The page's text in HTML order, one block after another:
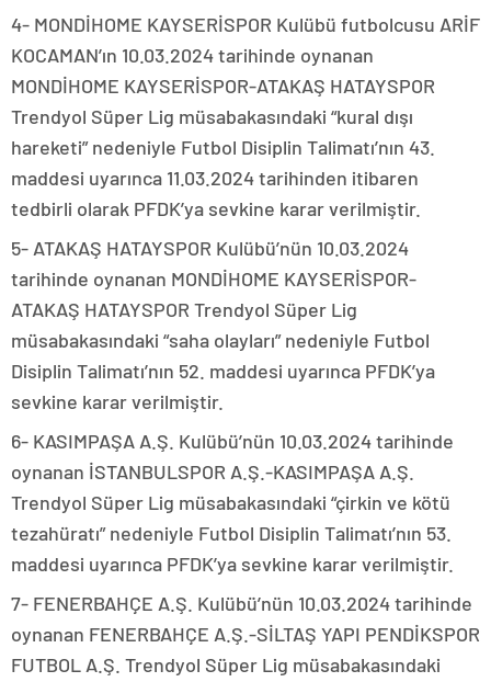
4- MONDİHOME KAYSERİSPOR Kulübü futbolcusu ARİF
KOCAMAN’ın 10.03.2024 tarihinde oynanan
MONDİHOME KAYSERİSPOR-ATAKAŞ HATAYSPOR
Trendyol Süper Lig müsabakasındaki “kural dışı
hareketi” nedeniyle Futbol Disiplin Talimatı’nın 43.
maddesi uyarınca 11.03.2024 tarihinden itibaren
tedbirli olarak PFDK’ya sevkine karar verilmiştir.
5- ATAKAŞ HATAYSPOR Kulübü’nün 10.03.2024
tarihinde oynanan MONDİHOME KAYSERİSPOR-
ATAKAŞ HATAYSPOR Trendyol Süper Lig
müsabakasındaki “saha olayları” nedeniyle Futbol
Disiplin Talimatı’nın 52. maddesi uyarınca PFDK’ya
sevkine karar verilmiştir.
6- KASIMPAŞA A.Ş. Kulübü’nün 10.03.2024 tarihinde
oynanan İSTANBULSPOR A.Ş.-KASIMPAŞA A.Ş.
Trendyol Süper Lig müsabakasındaki “çirkin ve kötü
tezahüratı” nedeniyle Futbol Disiplin Talimatı’nın 53.
maddesi uyarınca PFDK’ya sevkine karar verilmiştir.
7- FENERBAHÇE A.Ş. Kulübü’nün 10.03.2024 tarihinde
oynanan FENERBAHÇE A.Ş.-SİLTAŞ YAPI PENDİKSPOR
FUTBOL A.Ş. Trendyol Süper Lig müsabakasındaki